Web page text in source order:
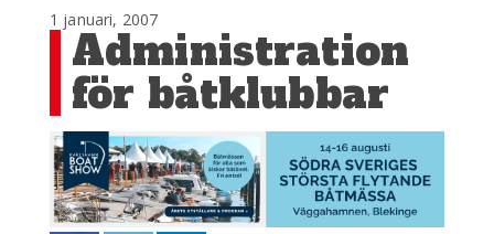
1 januari, 2007
Administration
för båtklubbar